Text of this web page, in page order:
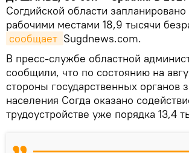
Согдийской области
рабочими местами 18,9 тысячи
сообщает Sugdnews.com.
В пресс-службе областной
сообщили, что по состоянию на
стороны государственных органов
населения Согда оказано
трудоустройстве уже порядка 13,4